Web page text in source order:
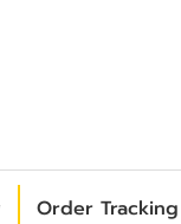
Order Tracking